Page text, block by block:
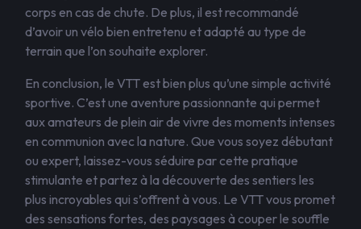
corps en cas de chute. De plus, il est recommandé
d’avoir un vélo bien entretenu et adapté au type de
terrain que l’on souhaite explorer.
En conclusion, le VTT est bien plus qu’une simple activité
sportive. C’est une aventure passionnante qui permet
aux amateurs de plein air de vivre des moments intenses
en communion avec la nature. Que vous soyez débutant
ou expert, laissez-vous séduire par cette pratique
stimulante et partez à la découverte des sentiers les
plus incroyables qui s’offrent à vous. Le VTT vous promet
des sensations fortes, des paysages à couper le souffle